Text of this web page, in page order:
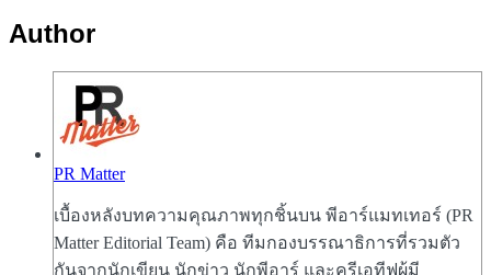
Author
PR Matter
เบื้องหลังบทความคุณภาพทุกชิ้นบน พีอาร์แมทเทอร์ (PR
Matter Editorial Team) คือ ทีมกองบรรณาธิการที่รวมตัว
กันจากนักเขียน นักข่าว นักพีอาร์ และครีเอทีฟผู้มี